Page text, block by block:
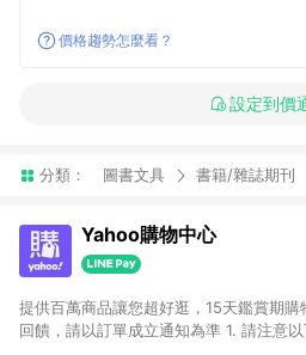
價格趨勢怎麼看？
設定到價
分類： 圖書文具 書籍/雜誌期刊
Yahoo購物中心
提供百萬商品讓您超好逛，15天鑑賞期
回饋，請以訂單成立通知為準 1. 請注意以下品類商品均無回饋：